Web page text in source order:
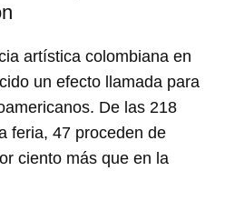
artística colombiana en
un efecto llamada para
De las 218
feria, 47 proceden de
ciento más que en la